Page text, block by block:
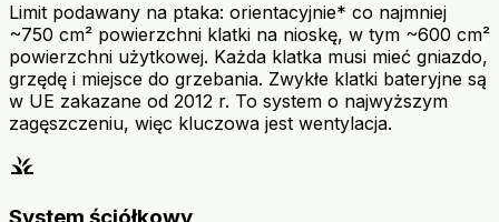
Limit podawany na ptaka: orientacyjnie* co najmniej
~750 cm² powierzchni klatki na nioskę, w tym ~600 cm²
powierzchni użytkowej. Każda klatka musi mieć gniazdo,
grzędę i miejsce do grzebania. Zwykłe klatki bateryjne są
w UE zakazane od 2012 r. To system o najwyższym
zagęszczeniu, więc kluczowa jest wentylacja.
grass